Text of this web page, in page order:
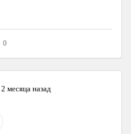
0
2 месяца назад